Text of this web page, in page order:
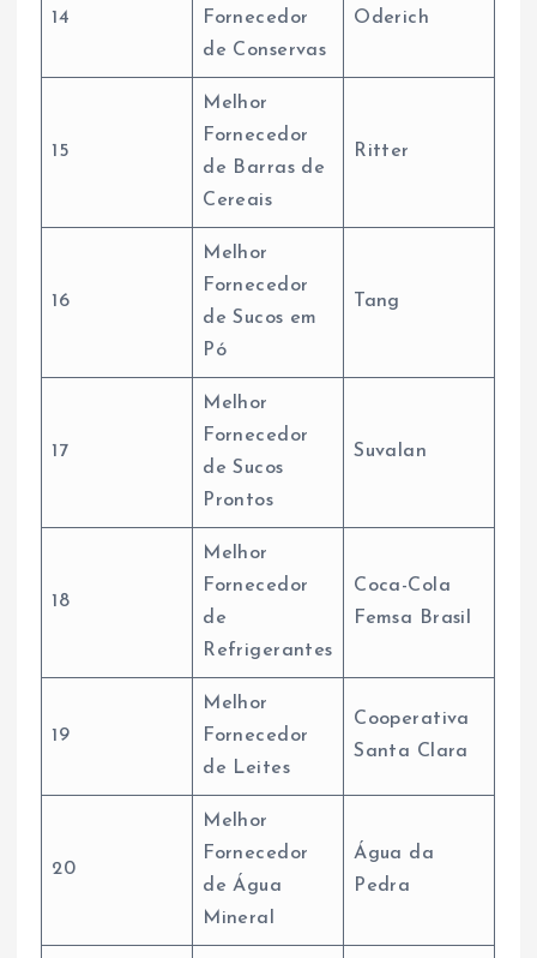
14
Fornecedor
de Conservas
Oderich
15
Melhor
Fornecedor
de Barras de
Cereais
Ritter
16
Melhor
Fornecedor
de Sucos em
Pó
Tang
17
Melhor
Fornecedor
de Sucos
Prontos
Suvalan
18
Melhor
Fornecedor
de
Refrigerantes
Coca-Cola
Femsa Brasil
19
Melhor
Fornecedor
de Leites
Cooperativa
Santa Clara
20
Melhor
Fornecedor
de Água
Mineral
Água da
Pedra